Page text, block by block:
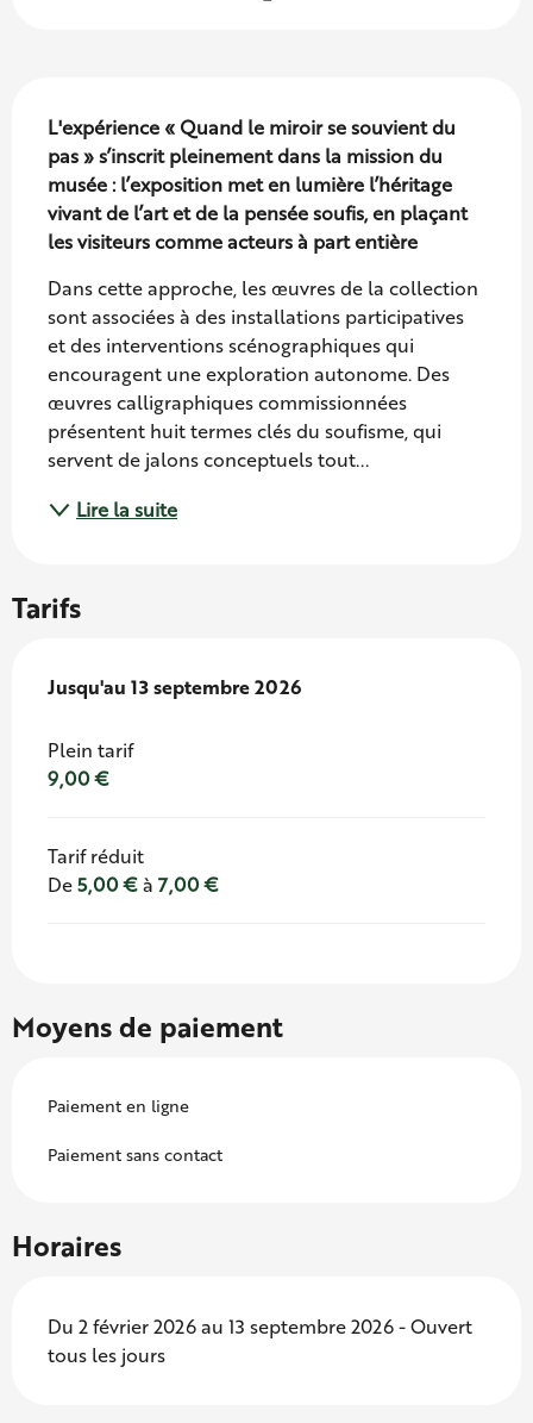
Description
L'expérience « Quand le miroir se souvient du
pas » s’inscrit pleinement dans la mission du
musée : l’exposition met en lumière l’héritage
vivant de l’art et de la pensée soufis, en plaçant
les visiteurs comme acteurs à part entière
Dans cette approche, les œuvres de la collection
sont associées à des installations participatives
et des interventions scénographiques qui
encouragent une exploration autonome. Des
œuvres calligraphiques commissionnées
présentent huit termes clés du soufisme, qui
servent de jalons conceptuels tout...
Lire la suite
Tarifs
Du2 février 2026au13 septembre 2026
Jusqu'au 13 septembre 2026
Plein tarif
9,00 €
Tarif réduit
De5,00 €à 7,00 €
Moyens de paiement
Paiement en ligne
Paiement sans contact
Horaires
Du 2 février 2026 au 13 septembre 2026 - Ouvert
tous les jours